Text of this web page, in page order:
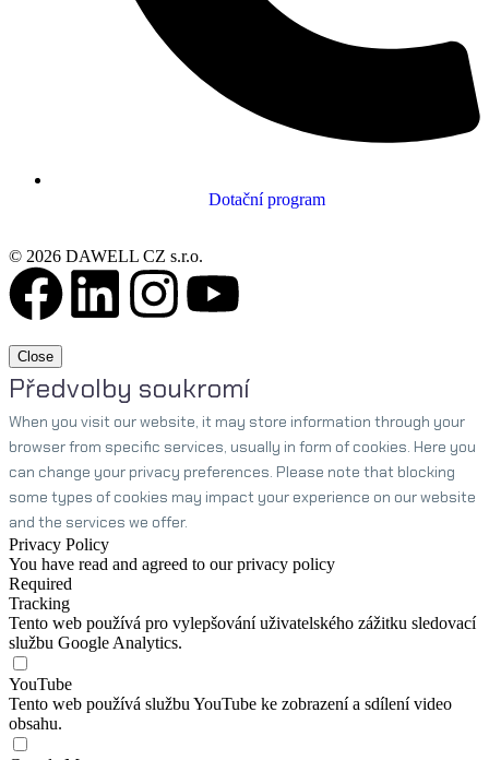
Dotační program
© 2026 DAWELL CZ s.r.o.
Close
Předvolby soukromí
When you visit our website, it may store information through your
browser from specific services, usually in form of cookies. Here you
can change your privacy preferences. Please note that blocking
some types of cookies may impact your experience on our website
and the services we offer.
Privacy Policy
You have read and agreed to our privacy policy
Required
Tracking
Tento web používá pro vylepšování uživatelského zážitku sledovací
službu Google Analytics.
YouTube
Tento web používá službu YouTube ke zobrazení a sdílení video
obsahu.